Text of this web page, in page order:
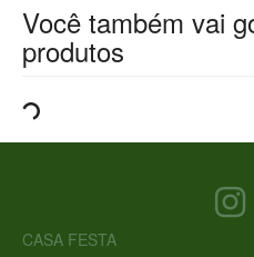
Você também vai
produtos
CASA FESTA